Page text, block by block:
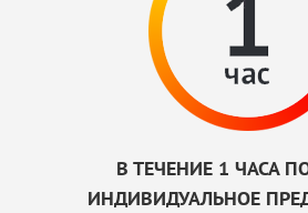
В ТЕЧЕНИЕ 1 ЧАСА
ИНДИВИДУАЛЬНОЕ